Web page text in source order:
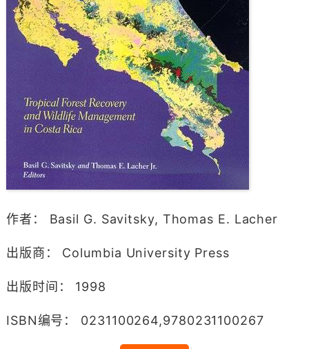
作者： Basil G. Savitsky, Thomas E. Lacher
出版商： Columbia University Press
出版时间： 1998
ISBN编号： 0231100264,9780231100267